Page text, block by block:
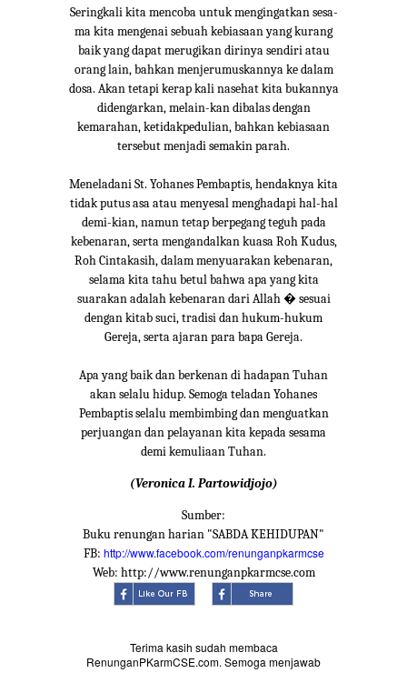
Seringkali kita mencoba untuk mengingatkan sesa-
ma kita mengenai sebuah kebiasaan yang kurang
baik yang dapat merugikan dirinya sendiri atau
orang lain, bahkan menjerumuskannya ke dalam
dosa. Akan tetapi kerap kali nasehat kita bukannya
didengarkan, melain-kan dibalas dengan
kemarahan, ketidakpedulian, bahkan kebiasaan
tersebut menjadi semakin parah.
Meneladani St. Yohanes Pembaptis, hendaknya kita
tidak putus asa atau menyesal menghadapi hal-hal
demi-kian, namun tetap berpegang teguh pada
kebenaran, serta mengandalkan kuasa Roh Kudus,
Roh Cintakasih, dalam menyuarakan kebenaran,
selama kita tahu betul bahwa apa yang kita
suarakan adalah kebenaran dari Allah � sesuai
dengan kitab suci, tradisi dan hukum-hukum
Gereja, serta ajaran para bapa Gereja.
Apa yang baik dan berkenan di hadapan Tuhan
akan selalu hidup. Semoga teladan Yohanes
Pembaptis selalu membimbing dan menguatkan
perjuangan dan pelayanan kita kepada sesama
demi kemuliaan Tuhan.
(Veronica I. Partowidjojo)
Sumber:
Buku renungan harian "SABDA KEHIDUPAN"
FB: http://www.facebook.com/renunganpkarmcse
Web: http://www.renunganpkarmcse.com
Terima kasih sudah membaca
RenunganPKarmCSE.com. Semoga menjawab